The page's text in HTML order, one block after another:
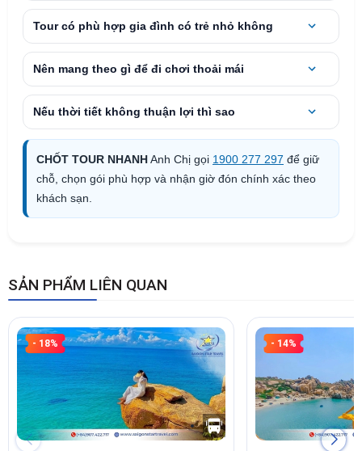
Tour có phù hợp gia đình có trẻ nhỏ không
Nên mang theo gì để đi chơi thoải mái
Nếu thời tiết không thuận lợi thì sao
CHỐT TOUR NHANHAnh Chị gọi 1900 277 297 để giữ
chỗ, chọn gói phù hợp và nhận giờ đón chính xác theo
khách sạn.
SẢN PHẨM LIÊN QUAN
- 18% - 14%